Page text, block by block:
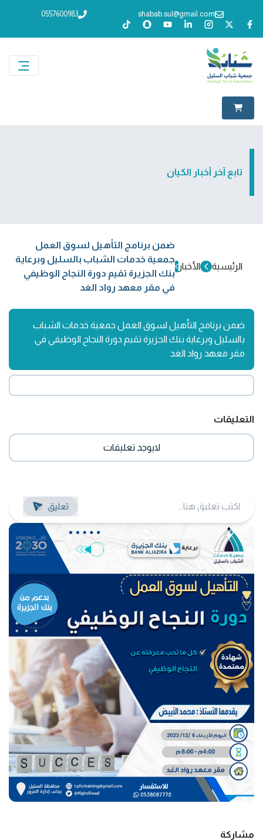
shabab.sul@gmail.com
0557600983
تابع آخر أخبار الكيان
الرئيسية الأخبار
ضمن برنامج التأهيل لسوق العمل
جمعية خدمات الشباب بالسليل وبرعاية
بنك الجزيرة تقيم دورة النجاح الوظيفي
في مقر معهد رواد الغد
ضمن برنامج التأهيل لسوق العمل جمعية خدمات الشباب
بالسليل وبرعاية بنك الجزيرة تقيم دورة النجاح الوظيفي في
مقر معهد رواد الغد
التعليقات
لايوجد تعليقات
مشاركة